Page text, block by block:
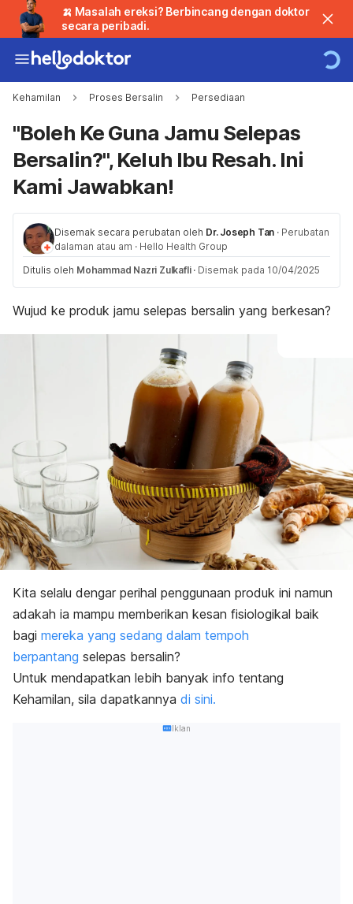
🍌 Masalah ereksi? Berbincang dengan doktor
secara peribadi.
Kehamilan Proses Bersalin Persediaan
"Boleh Ke Guna Jamu Selepas
Bersalin?", Keluh Ibu Resah. Ini
Kami Jawabkan!
Disemak secara perubatan oleh Dr. Joseph Tan · Perubatan
dalaman atau am · Hello Health Group
Ditulis oleh Mohammad Nazri Zulkafli · Disemak pada 10/04/2025
Wujud ke produk jamu selepas bersalin yang berkesan?
Kita selalu dengar perihal penggunaan produk ini namun
adakah ia mampu memberikan kesan fisiologikal baik
bagi mereka yang sedang dalam tempoh
berpantang selepas bersalin?
Untuk mendapatkan lebih banyak info tentang
Kehamilan, sila dapatkannya di sini.
Iklan